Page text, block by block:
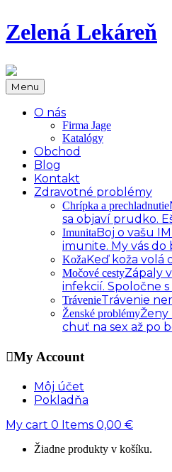
Zelená Lekáreň
Menu
O nás
Firma Jage
Katalógy
Obchod
Blog
Kontakt
Zdravotné problémy
Chrípka a prechladnutie
sa objaví prudko.
ImunitaBoj o vašu
imunite. My vás do
KožaKeď koža volá
Močové cestyZápaly
infekcií. Spoločne
TrávenieTrávenie
Ženské problémyŽeny
chuť na sex až po
My Account
Môj účet
Pokladňa
My cart 0 Items 0,00 €
Žiadne produkty v košíku.